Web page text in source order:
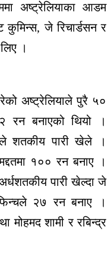
अष्ट्रेलियाका आडम
कुमिन्स, जे रिचार्डसन र
।
अष्ट्रेलियाले पुरै ५०
बनाएको थियो ।
शतकीय पारी खेले ।
१०० रन बनाए ।
पारी खेल्दा जे
२७ रन बनाए ।
मोहमद शामी र रबिन्द्र